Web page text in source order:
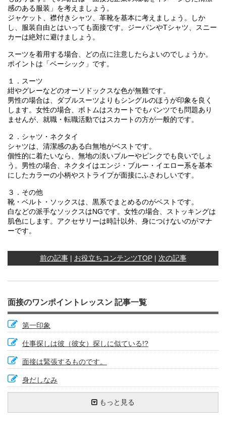
感のある服装」を考えましょう。
ジャケット、襟付きシャツ、革靴を基本に考えましょう。しか
し、服装自由とはいっても面接です。ジーパンやTシャツ、スニー
カーは絶対に避けましょう。
スーツを着用する場合、どの点に注意したらよいのでしょうか。
ポイントは「ベーシック」です。
１．スーツ
紺やグレーなどのオーソドックスな色が無難です。
男性の場合は、ダブルスーツよりもシングルのほうが印象を良く
します。女性の場合、ボトムはスカートでもパンツでも問題あり
ませんが、就職・転職活動ではスカートの方が一般的です。
２．シャツ・ネクタイ
シャツは、清潔感のある白無地がベストです。
個性的に着たいなら、無地の淡いブルーやピンクでも良いでしょ
う。男性の場合、ネクタイはエンジ・ブルー・イエロー系を基本
にしたカラーの小柄やストライプが面接にふさわしいです。
３．その他
靴・ベルト・ソックスは、黒系でまとめるのがベストです。
白などの派手なソックスはNGです。女性の場合、ストッキングは
肌色にします。アクセサリーは時計以外、身につけないのがマナ
ーです。
前の記事| お役立ちコンテンツTOP| 次の記事
面接のワンポイントレッスン 記事一覧
第一印象
仕事探しは彼（彼女）探しに似ている!?
面接は緊張するものです。
身だしなみ
面接前日の用意（１）持ち物チェック
面接に臨む上での心構え
面接の受け答え方について②
面接官の考え方を探る①
面接の意味を考えよう！
面接の下見に行こう！
ネガティブ発言での回答はやめよう
面接の流れをイメージしよう！
天職はつくり出すもの
面接前の持ち物チェック
最近関心のあるニュースは何ですか？
自分の言葉で答えよう
待ち時間、退出後も見られている！？
思いを伝える！熱意を伝える！
面接時の服装はどうするか
面接の前の電話対応にも細心の注意を
明るい笑顔でハキハキしようもっと見る